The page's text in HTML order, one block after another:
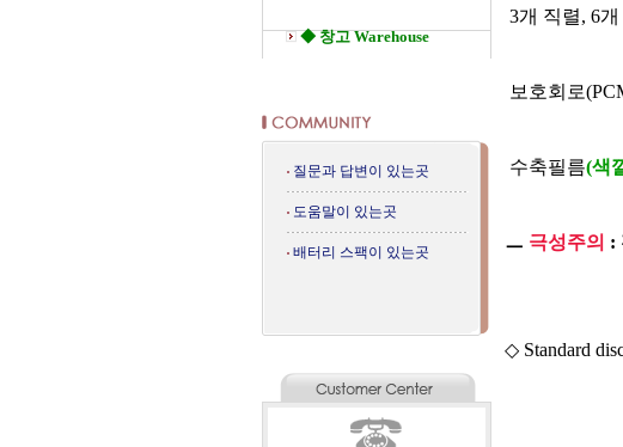
◆ 창고 Warehouse
질문과 답변이 있는곳
도움말이 있는곳
배터리 스팩이 있는곳
3개 직렬, 6
보호회로
수축필름(색
ㅡ 극성주의 :
◇ Standard